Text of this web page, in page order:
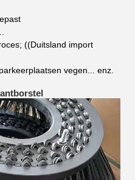
((Duitsland import
vegen... enz.